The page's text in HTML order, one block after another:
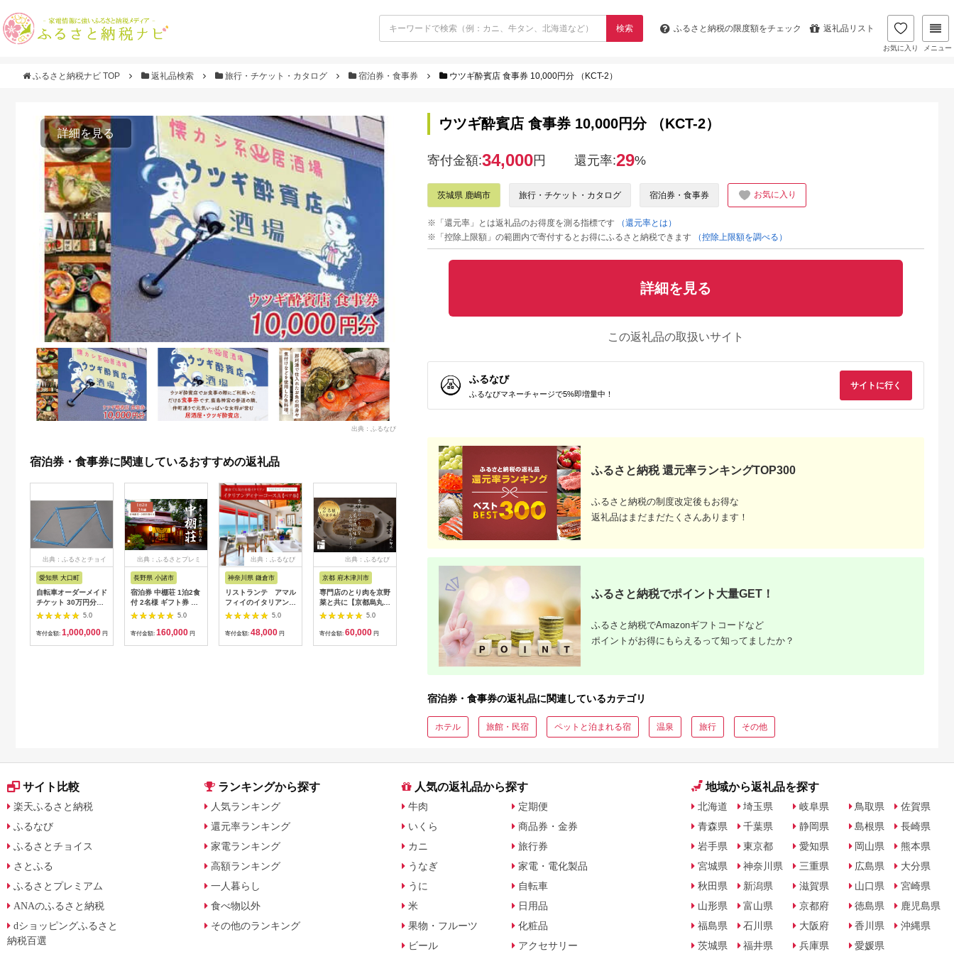
検索 ふるさと納税の限度額をチェック 返礼品リスト
お気に入り メニュー
ふるさと納税ナビ TOP 返礼品検索 旅行・チケット・カタログ 宿泊券・食事券 ウツギ酔賓店 食事券 10,000円分 （KCT-2）
詳細を見る
出典：ふるなび
宿泊券・食事券に関連しているおすすめの返礼品
出典：ふるさとチョイ
愛知県 大口町
自転車オーダーメイド
チケット 30万円分
【1360365】
5.0
寄付金額: 1,000,000 円
出典：ふるさとプレミ
長野県 小諸市
宿泊券 中棚荘 1泊2食
付 2名様 ギフト券 チ
ケット 券 宿泊 旅行
5.0
寄付金額: 160,000 円
出典：ふるなび
神奈川県 鎌倉市
リストランテ アマル
フィイのイタリアンデ
ィナーコースA ペア
5.0
寄付金額: 48,000 円
出典：ふるなび
京都 府木津川市
専門店のとり肉を京野
菜と共に【京都烏丸御
池】で味わう2名様焼
鳥コースお食事券
064-15
5.0
寄付金額: 60,000 円
出典：ふるなび
界 雲仙 ふるさと納
税宿泊ギフト券
（15,000円）【星野
リゾート】
5.0
50,000円
出典：ふるなび
埼玉県 飯能市
お食事券(ペア) チケッ
5.0
寄付金額:14,000円
出典：ふるさとチョイ
【先行受付】ゴルフク
ラブ購入補助券
C701_(都城市) ゴルフ
ゴルフクラブ ダンロ
ップ ゼクシオ スリク
ジ 最新モデル
1,000,000
出典：ふるさとチョイ
北軽井沢・八ッ場ダム
さと感謝券（3,000円
10,000
出典：ふるさとプレミ
出典：ふるさとチョ
ウツギ酔賓店 食事券 10,000円分 （KCT-2）
寄付金額:34,000円 還元率:29%
茨城県 鹿嶋市 旅行・チケット・カタログ 宿泊券・食事券 お気に入り
※「還元率」とは返礼品のお得度を測る指標です
（還元率とは）
※「控除上限額」の範囲内で寄付するとお得にふるさと納税できます
（控除上限額を調べる）
詳細を見る
この返礼品の取扱いサイト
ふるなび
ふるなびマネーチャージで5%即増量中！
サイトに行く
ふるさと納税 還元率ランキングTOP300
ふるさと納税の制度改定後もお得な
返礼品はまだまだたくさんあります！
ふるさと納税でポイント大量GET！
ふるさと納税でAmazonギフトコードなど
ポイントがお得にもらえるって知ってましたか？
宿泊券・食事券の返礼品に関連しているカテゴリ
ホテル 旅館・民宿 ペットと泊まれる宿 温泉 旅行 その他
サイト比較
楽天ふるさと納税
ふるなび
ふるさとチョイス
さとふる
ふるさとプレミアム
ANAのふるさと納税
dショッピングふるさと
納税百選
ランキングから探す
人気ランキング
還元率ランキング
家電ランキング
高額ランキング
一人暮らし
食べ物以外
その他のランキング
人気の返礼品から探す
牛肉
いくら
カニ
うなぎ
うに
米
果物・フルーツ
ビール
定期便
商品券・金券
旅行券
家電・電化製品
自転車
日用品
化粧品
アクセサリー
地域から返礼品を探す
北海道
青森県
岩手県
宮城県
秋田県
山形県
福島県
茨城県
埼玉県
千葉県
東京都
神奈川県
新潟県
富山県
石川県
福井県
岐阜県
静岡県
愛知県
三重県
滋賀県
京都府
大阪府
兵庫県
鳥取県
島根県
岡山県
広島県
山口県
徳島県
香川県
愛媛県
佐賀県
長崎県
熊本県
大分県
宮崎県
鹿児島県
沖縄県